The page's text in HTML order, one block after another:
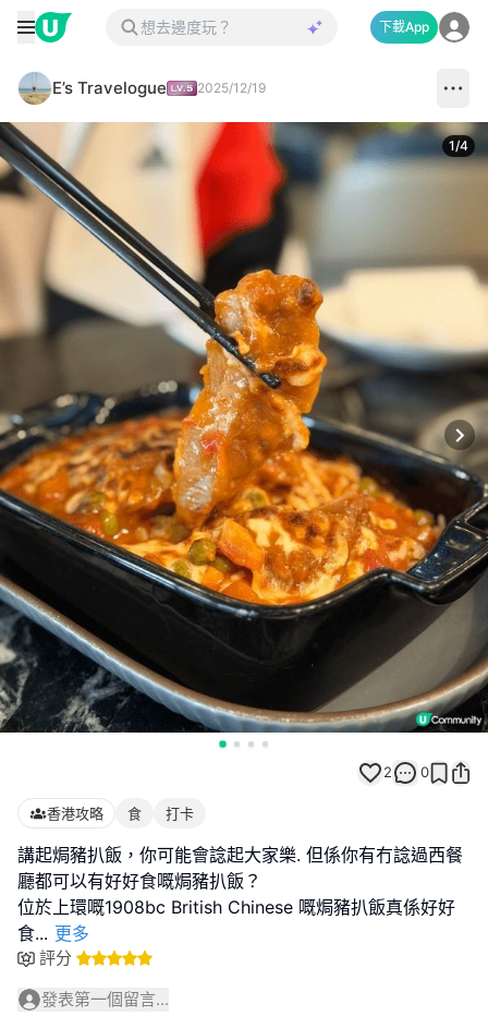
下載App
E’s Travelogue 2025/12/19
1/4
2 0
香港攻略 食 打卡
講起焗豬扒飯，你可能會諗起大家樂. 但係你有冇諗過西餐
廳都可以有好好食嘅焗豬扒飯？
位於上環嘅1908bc British Chinese 嘅焗豬扒飯真係好好
食... 更多
評分
發表第一個留言...